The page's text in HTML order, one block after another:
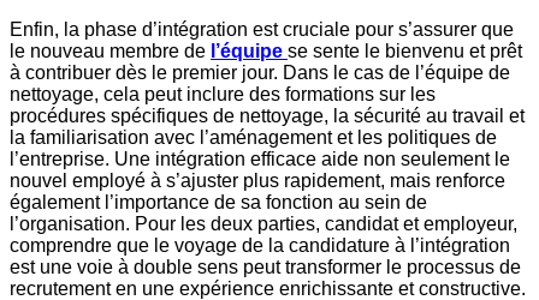
Enfin, la phase d’intégration est cruciale pour s’assurer que
le nouveau membre de l’équipe se sente le bienvenu et prêt
à contribuer dès le premier jour. Dans le cas de l’équipe de
nettoyage, cela peut inclure des formations sur les
procédures spécifiques de nettoyage, la sécurité au travail et
la familiarisation avec l’aménagement et les politiques de
l’entreprise. Une intégration efficace aide non seulement le
nouvel employé à s’ajuster plus rapidement, mais renforce
également l’importance de sa fonction au sein de
l’organisation. Pour les deux parties, candidat et employeur,
comprendre que le voyage de la candidature à l’intégration
est une voie à double sens peut transformer le processus de
recrutement en une expérience enrichissante et constructive.